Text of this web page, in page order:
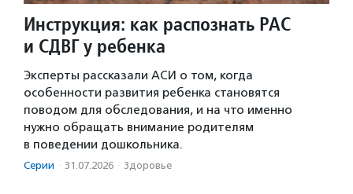
Инструкция: как распознать РАС
и СДВГ у ребенка
Эксперты рассказали АСИ о том, когда
особенности развития ребенка становятся
поводом для обследования, и на что именно
нужно обращать внимание родителям
в поведении дошкольника.
Серии · 31.07.2026 · Здоровье